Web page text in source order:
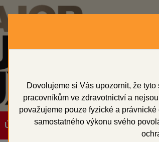
Úvodní strana Obchodní zástupci
Dovolujeme si Vás upozornit, že
pracovníkům ve zdravotnictví a
považujeme pouze fyzické a
samostatného výkonu svého